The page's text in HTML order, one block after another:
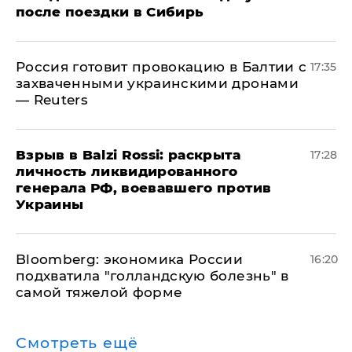
после поездки в Сибирь
​Россия готовит провокацию в Балтии с
захваченными украинскими дронами
— Reuters
17:35
​Взрыв в Balzi Rossi: раскрыта
личность ликвидированного
генерала РФ, воевавшего против
Украины
17:28
Bloomberg: экономика России
подхватила "голландскую болезнь" в
самой тяжелой форме
16:20
Смотреть ещё